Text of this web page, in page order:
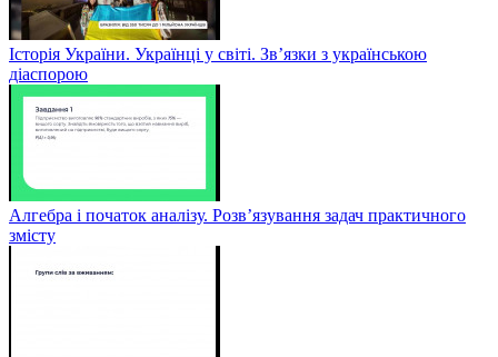
Історія України. Українці у світі. Зв’язки з українською
діаспорою
Алгебра і початок аналізу. Розв’язування задач практичного
змісту